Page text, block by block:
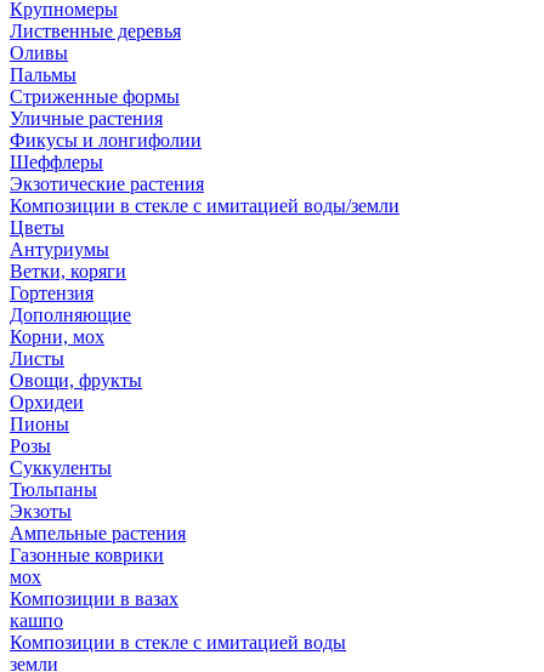
Крупномеры
Лиственные деревья
Оливы
Пальмы
Стриженные формы
Уличные растения
Фикусы и лонгифолии
Шеффлеры
Экзотические растения
Композиции в стекле с имитацией воды/земли
Цветы
Антуриумы
Ветки, коряги
Гортензия
Дополняющие
Корни, мох
Листы
Овощи, фрукты
Орхидеи
Пионы
Розы
Суккуленты
Тюльпаны
Экзоты
Ампельные растения
Газонные коврики
мох
Композиции в вазах
кашпо
Композиции в стекле с имитацией воды
земли